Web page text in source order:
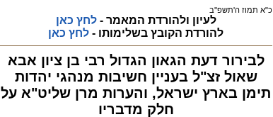
כ"א תמוז ה'תשפ''ב
לעיון ולהורדת המאמר -לחץ כאן
להורדת הקובץ בשלימותו - לחץ כאן
לבירור דעת הגאון הגדול רבי בן ציון אבא
שאול זצ"ל בעניין חשיבות מנהגי יהדות
תימן בארץ ישראל, והערות מרן שליט"א על
חלק מדבריו